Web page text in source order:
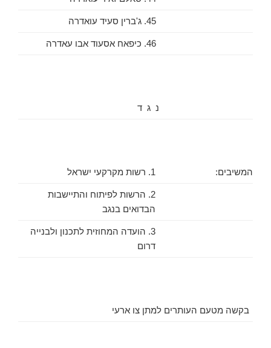
45. ג'ברין סעיד עואדרה
46. כיפאח אסעוד אבו עאדרה
נ ג ד
המשיבים: 1. רשות מקרקעי ישראל
2. הרשות לפיתוח והתיישבות
הבדואים בנגב
3. הועדה המחוזית לתכנון ולבנייה
דרום
בקשה מטעם העותרים למתן צו ארעי